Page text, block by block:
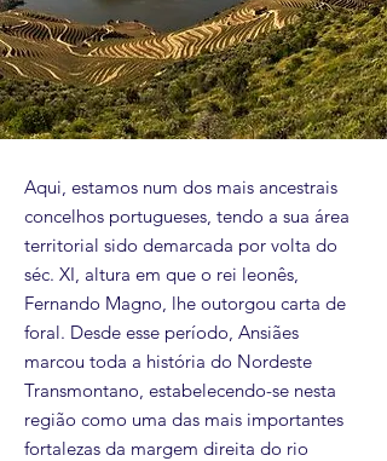
Aqui, estamos num dos mais ancestrais
concelhos portugueses, tendo a sua área
territorial sido demarcada por volta do
séc. XI, altura em que o rei leonês,
Fernando Magno, lhe outorgou carta de
foral. Desde esse período, Ansiães
marcou toda a história do Nordeste
Transmontano, estabelecendo-se nesta
região como uma das mais importantes
fortalezas da margem direita do rio